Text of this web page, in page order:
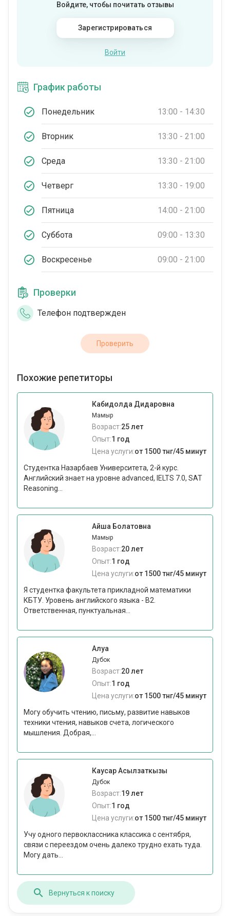
Войдите, чтобы почитать отзывы
Зарегистрироваться
Войти
График работы
Понедельник 13:00 - 14:30
Вторник 13:30 - 21:00
Среда 13:30 - 21:00
Четверг 13:30 - 19:00
Пятница 14:00 - 21:00
Суббота 09:00 - 13:30
Воскресенье 09:00 - 21:00
Проверки
Телефон подтвержден
Проверить
Похожие репетиторы
Кабидолда Дидаровна
Мамыр
Возраст:25 лет
Опыт:1 год
Цена услуги:от 1500 тнг/45 минут
Студентка Назарбаев Университета, 2-й курс.
Английский знает на уровне advanced, IELTS 7.0, SAT
Reasoning...
Айша Болатовна
Мамыр
Возраст:20 лет
Опыт:1 год
Цена услуги:от 1500 тнг/45 минут
Я студентка факультета прикладной математики
КБТУ. Уровень английского языка - B2.
Ответственная, пунктуальная...
Алуа
Дубок
Возраст:20 лет
Опыт:1 год
Цена услуги:от 1500 тнг/45 минут
Могу обучить чтению, письму, развитие навыков
техники чтения, навыков счета, логического
мышления. Добрая,...
Каусар Асылзаткызы
Дубок
Возраст:19 лет
Опыт:1 год
Цена услуги:от 1500 тнг/45 минут
Учу одного первоклассника классика с сентября,
связи с переездом очень далеко трудно ехать туда.
Могу дать...
Вернуться к поиску